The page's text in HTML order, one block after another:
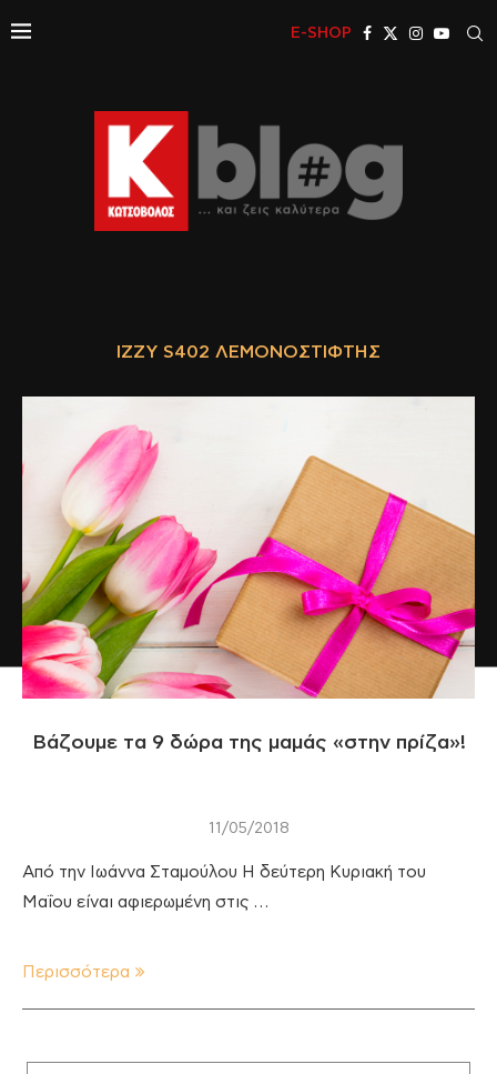
E-SHOP
IZZY S402 ΛΕΜΟΝΟΣΤΊΦΤΗΣ
Βάζουμε τα 9 δώρα της μαμάς «στην πρίζα»!
11/05/2018
Από την Ιωάννα Σταμούλου Η δεύτερη Κυριακή του
Μαΐου είναι αφιερωμένη στις …
Περισσότερα